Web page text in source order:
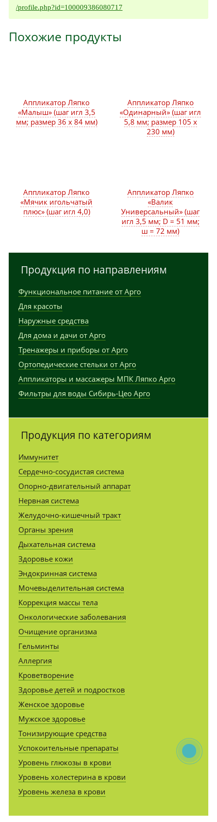
/profile.php?id=100009386080717
Похожие продукты
Аппликатор Ляпко
«Малыш» (шаг игл 3,5
мм; размер 36 х 84 мм)
Аппликатор Ляпко
«Одинарный» (шаг игл
5,8 мм; размер 105 х
230 мм)
Аппликатор Ляпко
«Валик
Универсальный» (шаг
игл 3,5 мм; D = 51 мм;
ш = 72 мм)
Аппликатор Ляпко
«Мячик игольчатый
плюс» (шаг игл 4,0)
Продукция по направлениям
Функциональное питание от Арго
Для красоты
Наружные средства
Для дома и дачи от Арго
Тренажеры и приборы от Арго
Ортопедические стельки от Арго
Аппликаторы и массажеры МПК Ляпко Арго
Фильтры для воды Сибирь-Цео Арго
Продукция по категориям
Иммунитет
Сердечно-сосудистая система
Опорно-двигательный аппарат
Нервная система
Желудочно-кишечный тракт
Органы зрения
Дыхательная система
Здоровье кожи
Эндокринная система
Мочевыделительная система
Коррекция массы тела
Онкологические заболевания
Очищение организма
Гельминты
Аллергия
Кроветворение
Здоровье детей и подростков
Женское здоровье
Мужское здоровье
Тонизирующие средства
Успокоительные препараты
Уровень глюкозы в крови
Уровень холестерина в крови
Уровень железа в крови